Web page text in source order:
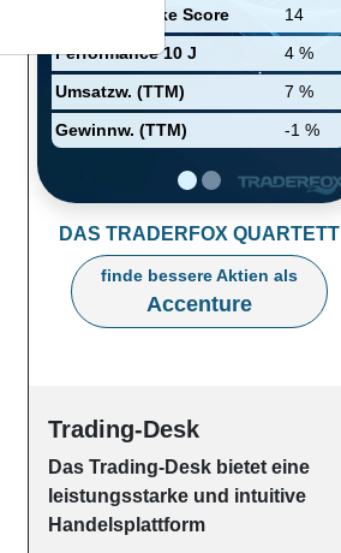
Relative Stärke Score
14
Performance 10 J
4 %
Umsatzw. (TTM)
7 %
Gewinnw. (TTM)
-1 %
Accenture zusammen. Während
das Unternehmen seinen
Hauptsitz in Dublin, Irland, hat,
wird der Großteil der Aktivitäten
über New York und Chicago
abgewickelt.
DAS TRADERFOX QUARTETT
finde bessere Aktien als
Accenture
Trading-Desk
Das Trading-Desk bie­tet eine
leis­tungs­star­ke und in­tui­tive
Han­dels­platt­form